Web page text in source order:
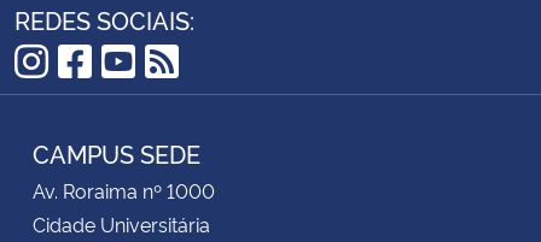
Controladoria-Geral da União
Secretaria-Geral
REDES SOCIAIS:
Instagram
Facebook
YouTube
RSS
CAMPUS SEDE
Av. Roraima nº 1000
Cidade Universitária